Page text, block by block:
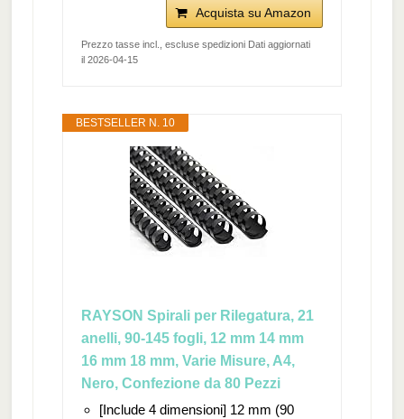
Acquista su Amazon
Prezzo tasse incl., escluse spedizioni Dati aggiornati
il 2026-04-15
BESTSELLER N. 10
RAYSON Spirali per Rilegatura, 21
anelli, 90-145 fogli, 12 mm 14 mm
16 mm 18 mm, Varie Misure, A4,
Nero, Confezione da 80 Pezzi
[Include 4 dimensioni] 12 mm (90